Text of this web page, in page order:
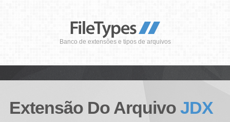
Banco de extensões e tipos de arquivos
Extensão Do Arquivo JDX